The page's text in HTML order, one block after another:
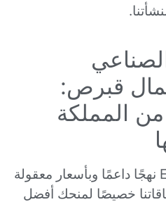
قبرص:
المملكة
يقدم مركز EuroCARE IVF نهجًا داعمًا وبأسعار معقولة
خصيصًا لمنحك أفضل